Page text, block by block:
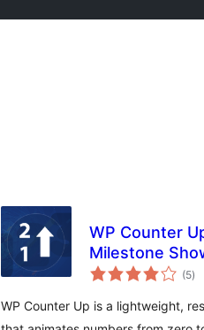
WP Counter
Milestone
(5)
WP Counter Up is a lightweight,